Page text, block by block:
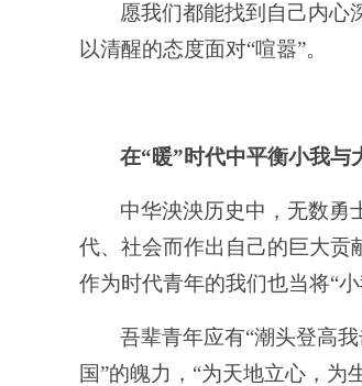
愿我们都能找到自己内心
以清醒的态度面对“喧嚣”。
在“暖”时代中平衡小我与
中华泱泱历史中，无数勇
代、社会而作出自己的巨大贡
作为时代青年的我们也当将“
吾辈青年应有“潮头登高
国”的魄力，“为天地立心，